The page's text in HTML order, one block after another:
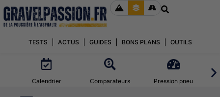
TESTS ACTUS GUIDES BONS PLANS OUTILS
Calendrier Comparateurs Pression pneu